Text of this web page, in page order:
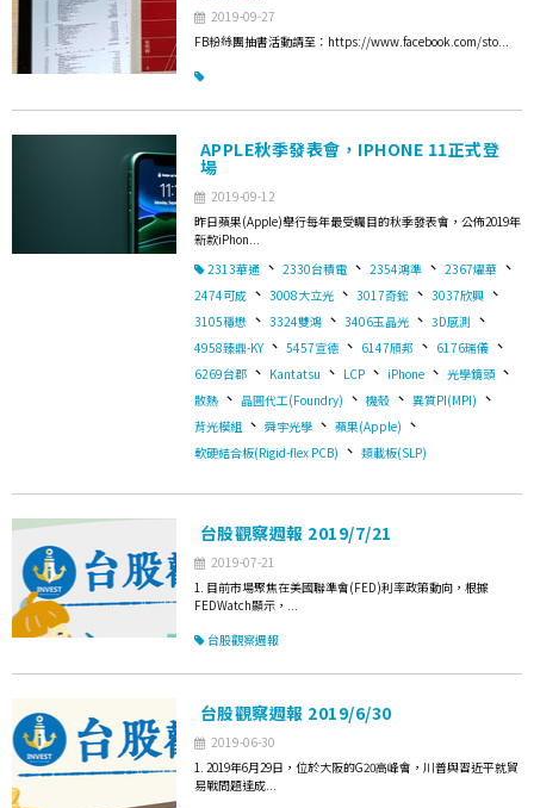
2019-09-27
FB粉絲團抽書活動請至：https://www.facebook.com/sto...
APPLE秋季發表會，IPHONE 11正式登
場
2019-09-12
昨日蘋果(Apple)舉行每年最受矚目的秋季發表會，公佈2019年
新款iPhon...
2313華通 、 2330台積電 、 2354鴻準 、 2367燿華 、
2474可成 、 3008大立光 、 3017奇鋐 、 3037欣興 、
3105穩懋 、 3324雙鴻 、 3406玉晶光 、 3D感測 、
4958臻鼎-KY 、 5457宣德 、 6147頎邦 、 6176瑞儀 、
6269台郡 、 Kantatsu 、 LCP 、 iPhone 、 光學鏡頭 、
散熱 、 晶圓代工(Foundry) 、 機殼 、 異質PI(MPI) 、
背光模組 、 舜宇光學 、 蘋果(Apple) 、
軟硬結合板(Rigid-flex PCB) 、 類載板(SLP)
台股觀察週報 2019/7/21
2019-07-21
1. 目前市場聚焦在美國聯準會(FED)利率政策動向，根據
FEDWatch顯示，...
台股觀察週報
台股觀察週報 2019/6/30
2019-06-30
1. 2019年6月29日，位於大阪的G20高峰會，川普與習近平就貿
易戰問題達成...